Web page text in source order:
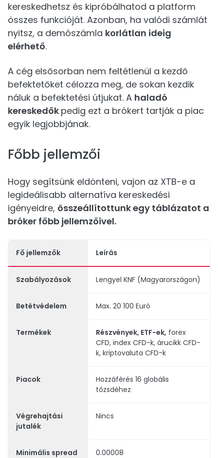
kereskedhetsz és kipróbálhatod a platform
összes funkcióját. Azonban, ha valódi számlát
nyitsz, a demószámla korlátlan ideig
elérhető.
A cég elsősorban nem feltétlenül a kezdő
befektetőket célozza meg, de sokan kezdik
náluk a befektetési útjukat. A haladó
kereskedők pedig ezt a brókert tartják a piac
egyik legjobbjának.
Főbb jellemzői
Hogy segítsünk eldönteni, vajon az XTB-e a
legideálisabb alternatíva kereskedési
igényeidre, összeállítottunk egy táblázatot a
bróker főbb jellemzőivel.
Fő jellemzők Leírás
Szabályozások Lengyel KNF (Magyarországon)
Betétvédelem Max. 20 100 Euró
Termékek Részvények, ETF-ek, forex
CFD, index CFD-k, árucikk CFD-
k, kriptovaluta CFD-k
Piacok
Hozzáférés 16 globális
tőzsdéhez
Végrehajtási
jutalék
Nincs
Minimális spread 0.00008